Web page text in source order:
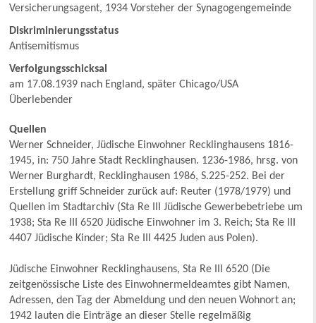
Versicherungsagent, 1934 Vorsteher der Synagogengemeinde
Diskriminierungsstatus
Antisemitismus
Verfolgungsschicksal
am 17.08.1939 nach England, später Chicago/USA
Überlebender
Quellen
Werner Schneider, Jüdische Einwohner Recklinghausens 1816-
1945, in: 750 Jahre Stadt Recklinghausen. 1236-1986, hrsg. von
Werner Burghardt, Recklinghausen 1986, S.225-252. Bei der
Erstellung griff Schneider zurück auf: Reuter (1978/1979) und
Quellen im Stadtarchiv (Sta Re III Jüdische Gewerbebetriebe um
1938; Sta Re III 6520 Jüdische Einwohner im 3. Reich; Sta Re III
4407 Jüdische Kinder; Sta Re III 4425 Juden aus Polen).
Jüdische Einwohner Recklinghausens, Sta Re III 6520 (Die
zeitgenössische Liste des Einwohnermeldeamtes gibt Namen,
Adressen, den Tag der Abmeldung und den neuen Wohnort an;
1942 lauten die Einträge an dieser Stelle regelmäßig